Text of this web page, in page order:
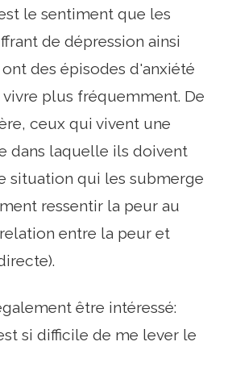
le sentiment que les
de dépression ainsi
des épisodes d'anxiété
plus fréquemment. De
ceux qui vivent une
dans laquelle ils doivent
situation qui les submerge
ressentir la peur au
entre la peur et
être intéressé:
si difficile de me lever le